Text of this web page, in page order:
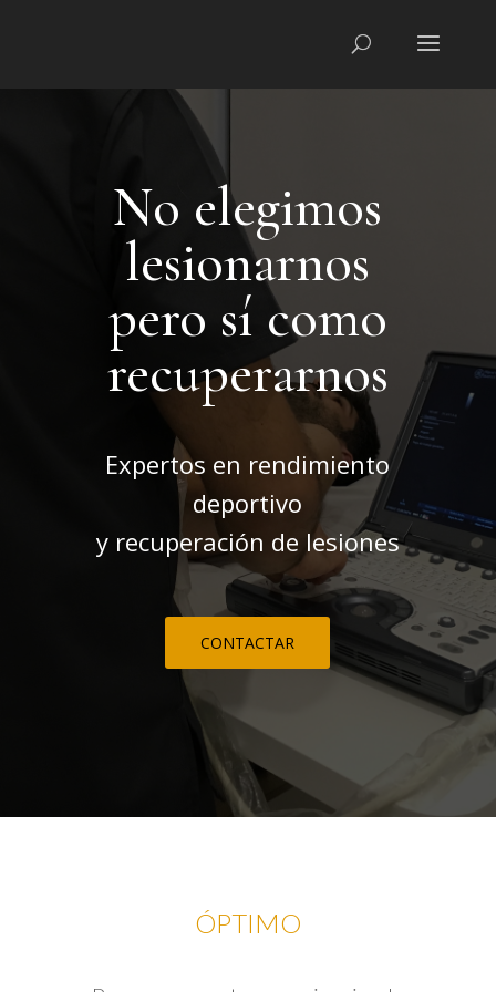
No elegimos
lesionarnos
pero sí como
recuperarnos
Expertos en rendimiento
deportivo
y recuperación de lesiones
CONTACTAR
ÓPTIMO